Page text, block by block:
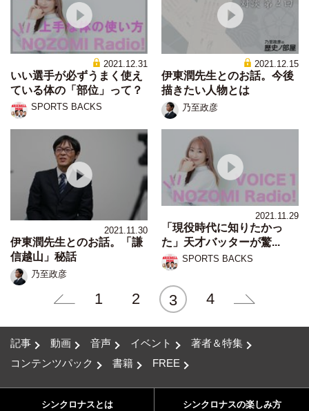
2021.12.31
いい選手が必ずうまく使え
ている体の「部位」って？
SPORTS BACKS
2021.12.15
伊東潤先生とのお話。今後
描きたい人物とは
乃至政彦
2021.11.30
伊東潤先生とのお話。「謙
信越山」秘話
乃至政彦
2021.11.29
「現役時代に知りたかっ
た」天才バッターが驚...
SPORTS BACKS
1 2 3 4
記事 動画 音声 イベント
著者＆特集
コンテンツパック
書籍 FREE
シンクロナスとは シンクロナスの楽しみ方